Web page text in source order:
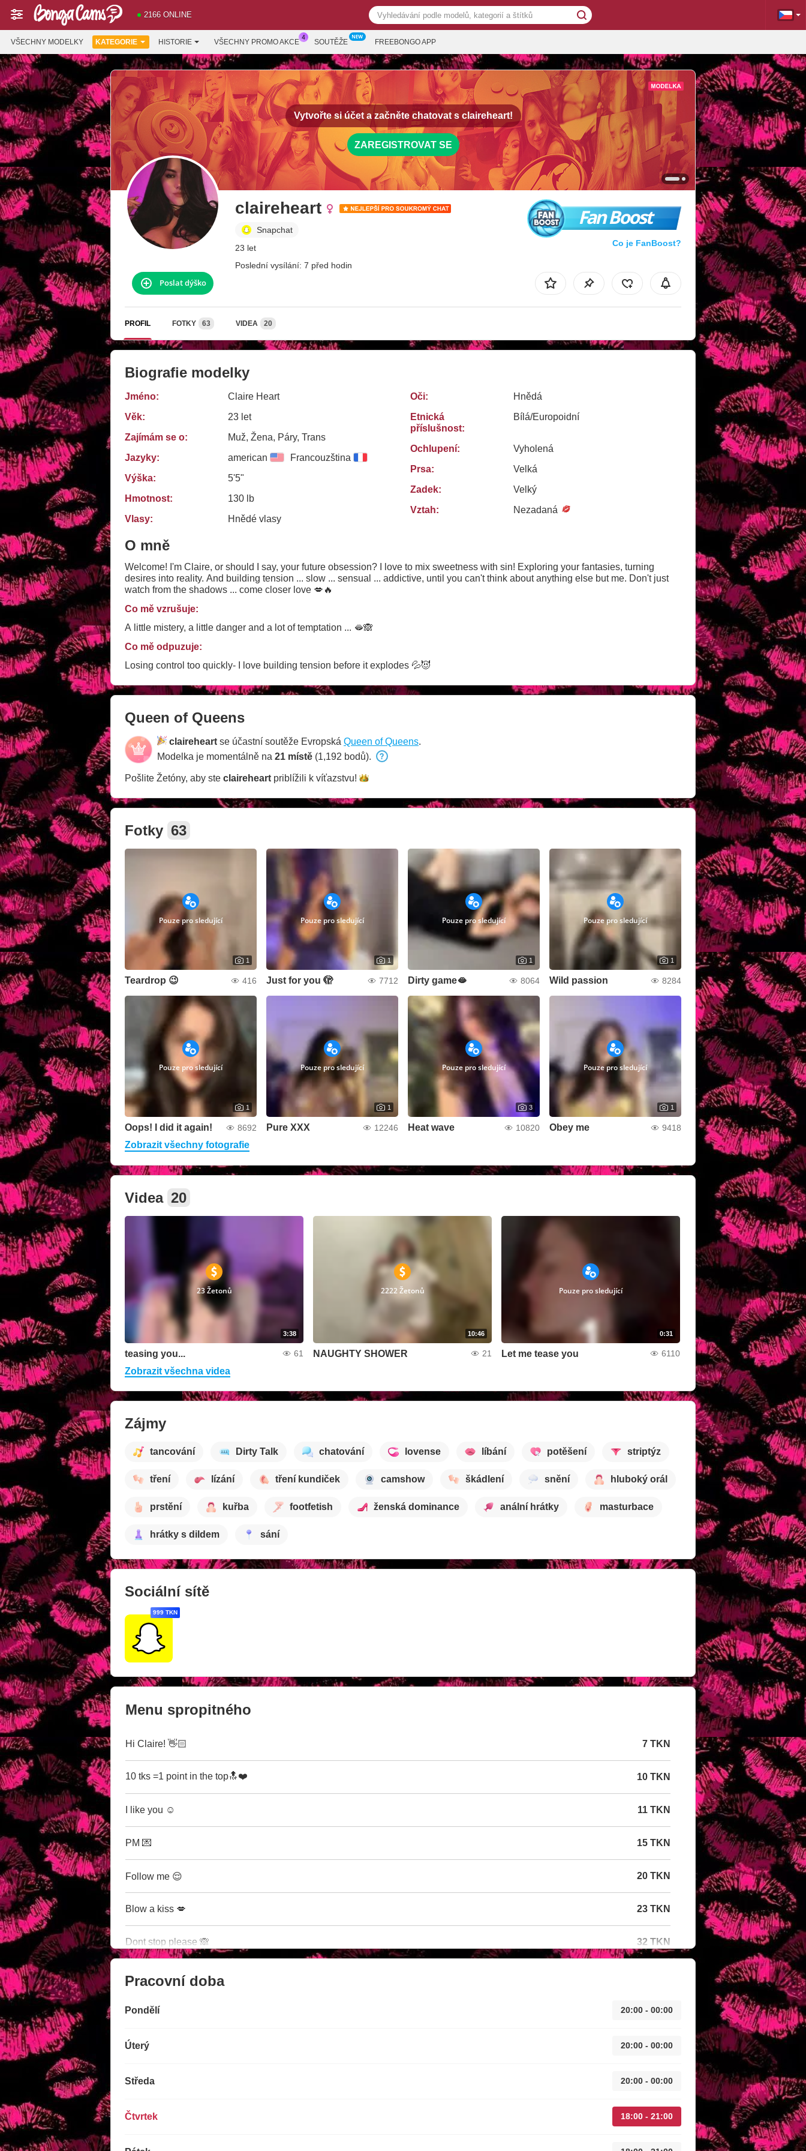
2166 ONLINE
VŠECHNY MODELKY KATEGORIE HISTORIE VŠECHNY PROMO AKCE SOUTĚŽE FREEBONGO APP
Vytvořte si účet a začněte chatovat s claireheart!
ZAREGISTROVAT SE
claireheart
Snapchat
23 let
Poslední vysílání: 7 před hodin
Fan Boost
Co je FanBoost?
Poslat dýško
PROFIL FOTKY 63 VIDEA 20
Biografie modelky
Jméno:
Claire Heart
Věk:
23 let
Zajímám se o:
Muž, Žena, Páry, Trans
Jazyky:
american Francouzština
Výška:
5'5"
Hmotnost:
130 lb
Vlasy:
Hnědé vlasy
Oči:
Hnědá
Etnická
příslušnost:
Bílá/Europoidní
Ochlupení:
Vyholená
Prsa:
Velká
Zadek:
Velký
Vztah:
Nezadaná
O mně
Welcome! I'm Claire, or should I say, your future obsession? I love to mix sweetness with sin! Exploring your fantasies, turning
desires into reality. And building tension ... slow ... sensual ... addictive, until you can't think about anything else but me. Don't just
watch from the shadows ... come closer love 💋🔥
Co mě vzrušuje:
A little mistery, a little danger and a lot of temptation ... 🫦🙈
Co mě odpuzuje:
Losing control too quickly- I love building tension before it explodes 💦😈
Queen of Queens
claireheart se účastní soutěže Evropská Queen of Queens.
Modelka je momentálně na 21 místě (1,192 bodů).
Pošlite Žetóny, aby ste claireheart priblížili k víťazstvu!
Fotky 63
Pouze pro sledující
1
Teardrop 😉 416
Pouze pro sledující
1
Just for you 🫣 7712
Pouze pro sledující
1
Dirty game🫦 8064
Pouze pro sledující
1
Wild passion 8284
Pouze pro sledující
1
Oops! I did it again! 8692
Pouze pro sledující
1
Pure XXX 12246
Pouze pro sledující
3
Heat wave 10820
Pouze pro sledující
1
Obey me 9418
Zobrazit všechny fotografie
Videa 20
3:38
23 Žetonů
teasing you... 61
10:46
2222 Žetonů
NAUGHTY SHOWER 21
0:31
Pouze pro sledující
Let me tease you 6110
Zobrazit všechna videa
Zájmy
tancování Dirty Talk chatování lovense líbání potěšení striptýz
tření lízání tření kundiček camshow škádlení snění hluboký orál
prstění kuřba footfetish ženská dominance anální hrátky masturbace
hrátky s dildem sání
Sociální sítě
999 TKN
Menu spropitného
Hi Claire! 👋🏻 7 TKN
10 tks =1 point in the top🔝❤️ 10 TKN
I like you ☺️ 11 TKN
PM 💌 15 TKN
Follow me 😌 20 TKN
Blow a kiss 💋 23 TKN
Dont stop please 🙈 32 TKN
Pracovní doba
Pondělí 20:00 - 00:00
Úterý 20:00 - 00:00
Středa 20:00 - 00:00
Čtvrtek 18:00 - 21:00